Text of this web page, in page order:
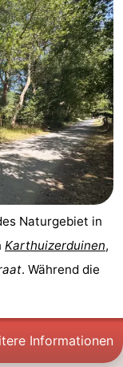
Naturgebiet in
Karthuizerduinen,
. Während die
Informationen